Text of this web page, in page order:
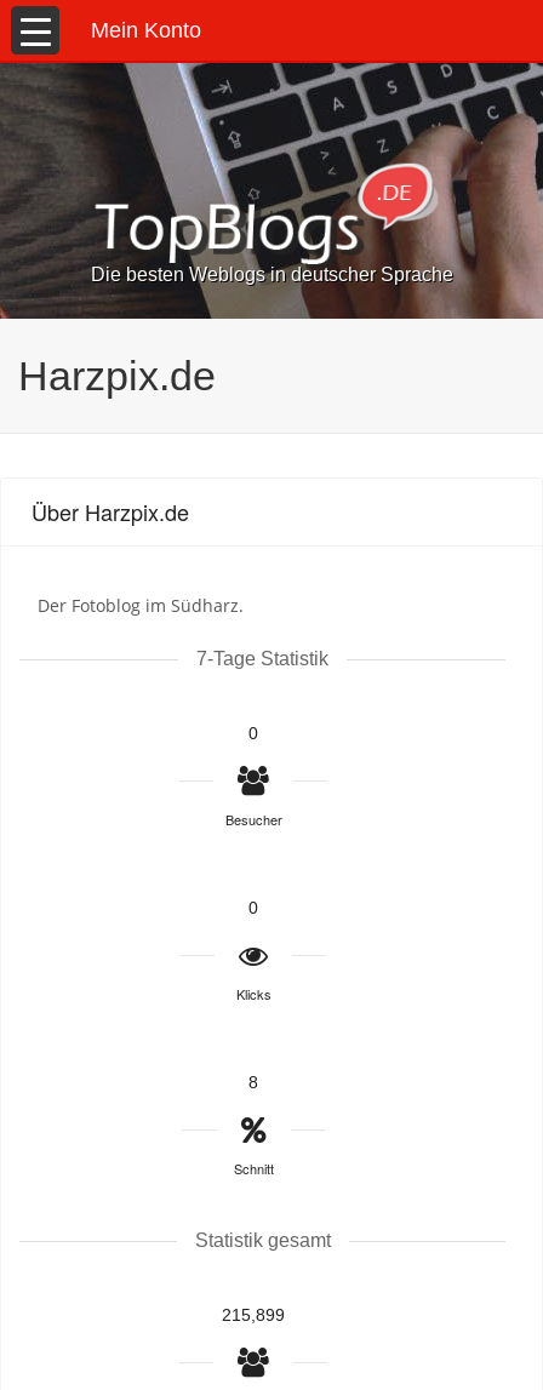
Mein Konto
Die besten Weblogs in deutscher Sprache
Harzpix.de
Über Harzpix.de
Der Fotoblog im Südharz.
7-Tage Statistik
0
Besucher
0
Klicks
8
Schnitt
Statistik gesamt
215,899